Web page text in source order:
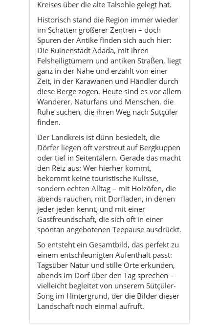
Felsheiligtümern und antiken Straßen, liegt
ganz in der Nähe und erzählt von einer
Zeit, in der Karawanen und Händler durch
diese Berge zogen. Heute sind es vor allem
Wanderer, Naturfans und Menschen, die
Ruhe suchen, die ihren Weg nach Sütçüler
finden.
Der Landkreis ist dünn besiedelt, die
Dörfer liegen oft verstreut auf Bergkuppen
oder tief in Seitentälern. Gerade das macht
den Reiz aus: Wer hierher kommt,
bekommt keine touristische Kulisse,
sondern echten Alltag – mit Holzöfen, die
abends rauchen, mit Dorfläden, in denen
jeder jeden kennt, und mit einer
Gastfreundschaft, die sich oft in einer
spontan angebotenen Teepause ausdrückt.
So entsteht ein Gesamtbild, das perfekt zu
einem entschleunigten Aufenthalt passt:
Tagsüber Natur und stille Orte erkunden,
abends im Dorf über den Tag sprechen –
vielleicht begleitet von unserem Sütçüler-
Song im Hintergrund, der die Bilder dieser
Landschaft noch einmal aufruft.
Kultur & Traditionen
Aktivitäten